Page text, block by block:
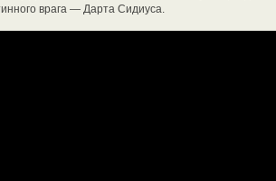
врага — Дарта Сидиуса.